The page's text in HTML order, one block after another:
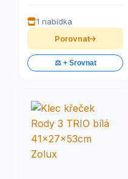
1 nabídka
Porovnat
⚖️ + Srovnat